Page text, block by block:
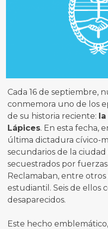
Cada 16 de septiembre,
conmemora uno de los
de su historia reciente:
Lápices. En esta fecha,
última dictadura cívico-
secundarios de la
secuestrados por
Reclamaban, entre
estudiantil. Seis de ellos
desaparecidos.
Este hecho